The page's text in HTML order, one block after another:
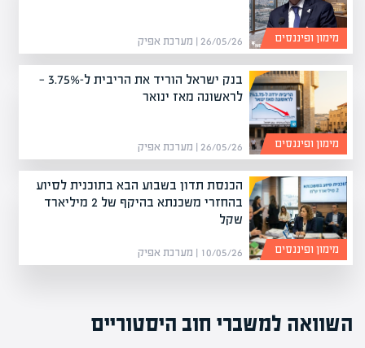
26/05/26 | מערכת אפיק מימון ופיננסים
בנק ישראל הוריד את הריבית ל-3.75% —
לראשונה מאז ינואר
26/05/26 | מערכת אפיק מימון ופיננסים
הכנסת תדון בשבוע הבא בתוכנית לסיוע
בהחזרי משכנתא בהיקף של 2 מיליארד
שקל
10/05/26 | מערכת אפיק מימון ופיננסים
השוואה למשברי חוב היסטוריים